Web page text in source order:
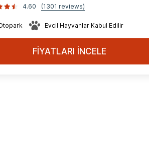
4.60
(1301 reviews)
Evcil Hayvanlar Kabul Edilir
FİYATLARI İNCELE